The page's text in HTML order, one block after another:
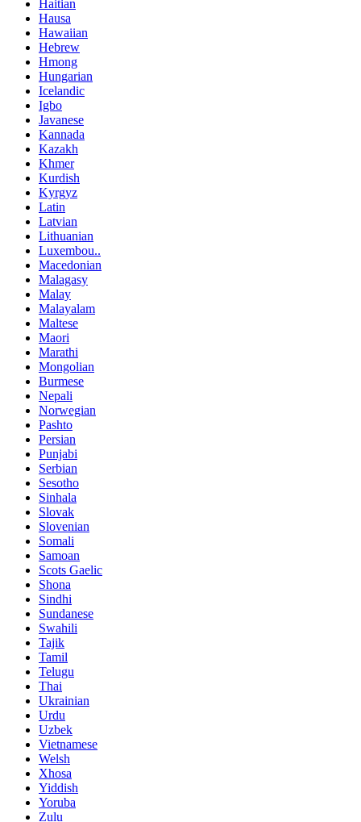
Haitian
Hausa
Hawaiian
Hebrew
Hmong
Hungarian
Icelandic
Igbo
Javanese
Kannada
Kazakh
Khmer
Kurdish
Kyrgyz
Latin
Latvian
Lithuanian
Luxembou..
Macedonian
Malagasy
Malay
Malayalam
Maltese
Maori
Marathi
Mongolian
Burmese
Nepali
Norwegian
Pashto
Persian
Punjabi
Serbian
Sesotho
Sinhala
Slovak
Slovenian
Somali
Samoan
Scots Gaelic
Shona
Sindhi
Sundanese
Swahili
Tajik
Tamil
Telugu
Thai
Ukrainian
Urdu
Uzbek
Vietnamese
Welsh
Xhosa
Yiddish
Yoruba
Zulu